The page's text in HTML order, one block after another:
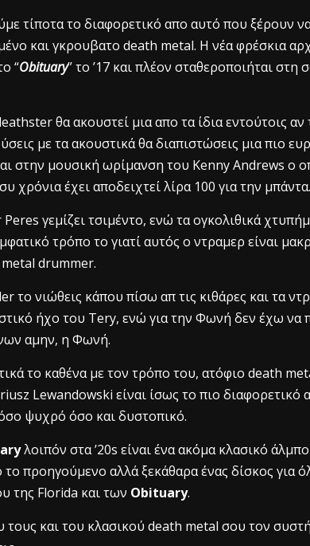
τίποτα το διαφορετικό απο αυτό που ξέρουν
και γκρουβατο death metal. Η νέα φρέσκια
“Obituary” το ’17 και πλέον σταθεροποιήται
θα ακουστεί μια απο τα ίδια εντούτοις
με τα ακουστικά θα διαπιστώσεις μια πιο
στην μουσική ωρίμανση του Kenny Andrews ο
χρόνια έχει αποδειχτεί λίρα 100 για την μπάντα.
γεμίζει τσιμέντο, ενώ τα ογκολιθικά
τρόπο το γιατί αυτός ο ντραμερ είναι
drummer.
νιώθεις κάπου πίσω απ τις κιθάρες και τα
ήχο του Tery, ενώ για την Φωνή δεν έχω να
αμην, η Φωνή.
το καθένα με τον τρόπο του, ατόφιο death
Lewandowski είναι ίσως το πιο διαφορετικό
ψυχρό όσο και δυστοπικό.
λοιπόν στα ’20s είναι ένα ακόμα κλασικό
προηγούμενο αλλά ξεκάθαρα ένας δίσκος για
της Florida και των Obituary.
τους και του κλασικού death metal σου τον